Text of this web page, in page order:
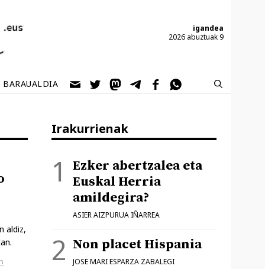
igandea
2026 abuztuak 9
BARAUALDIA
aldiz,
Irakurrienak
Ezker abertzalea eta
Euskal Herria
amildegira?
ASIER AIZPURUA IÑARREA
Non placet Hispania
JOSE MARI ESPARZA ZABALEGI